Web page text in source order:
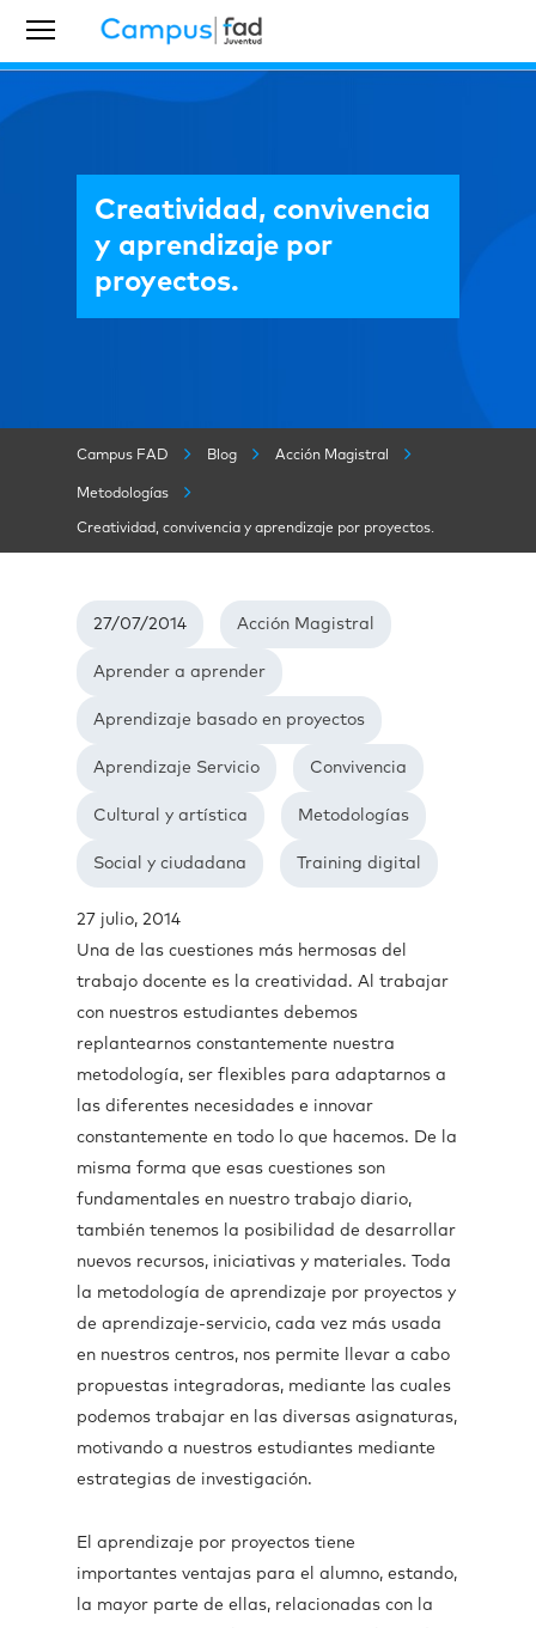
Creatividad, convivencia
y aprendizaje por
proyectos.
Campus FAD Blog Acción Magistral
Metodologías
Creatividad, convivencia y aprendizaje por proyectos.
27/07/2014 Acción Magistral
Aprender a aprender
Aprendizaje basado en proyectos
Aprendizaje Servicio Convivencia
Cultural y artística Metodologías
Social y ciudadana Training digital
27 julio, 2014
Una de las cuestiones más hermosas del
trabajo docente es la creatividad. Al trabajar
con nuestros estudiantes debemos
replantearnos constantemente nuestra
metodología, ser flexibles para adaptarnos a
las diferentes necesidades e innovar
constantemente en todo lo que hacemos. De la
misma forma que esas cuestiones son
fundamentales en nuestro trabajo diario,
también tenemos la posibilidad de desarrollar
nuevos recursos, iniciativas y materiales. Toda
la metodología de aprendizaje por proyectos y
de aprendizaje-servicio, cada vez más usada
en nuestros centros, nos permite llevar a cabo
propuestas integradoras, mediante las cuales
podemos trabajar en las diversas asignaturas,
motivando a nuestros estudiantes mediante
estrategias de investigación.
El aprendizaje por proyectos tiene
importantes ventajas para el alumno, estando,
la mayor parte de ellas, relacionadas con la